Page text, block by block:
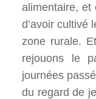
alimentaire, et
d’avoir cultivé
zone rurale.
rejouons le
journées
du regard de